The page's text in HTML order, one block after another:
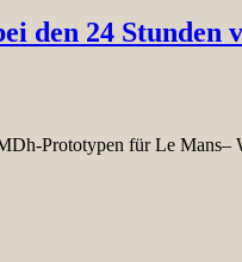
den 24 Stunden
Prototypen für Le Mans–